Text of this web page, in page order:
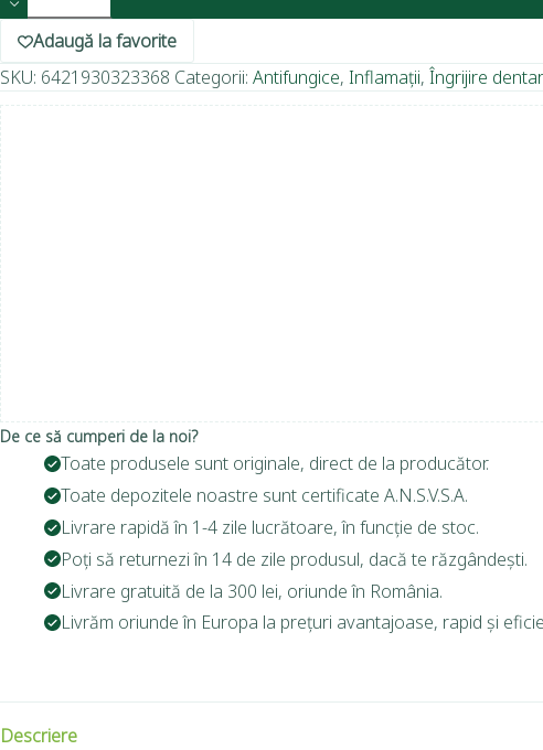
Adaugă la favorite
SKU: 6421930323368 Categorii: Antifungice, Inflamații, Îngrijire
De ce să cumperi de la noi?
Toate produsele sunt originale, direct de la producător.
Toate depozitele noastre sunt certificate A.N.S.V.S.A.
Livrare rapidă în 1-4 zile lucrătoare, în funcție de stoc.
Poți să returnezi în 14 de zile produsul, dacă te răzgândești.
Livrare gratuită de la 300 lei, oriunde în România.
Livrăm oriunde în Europa la prețuri avantajoase, rapid și
Descriere